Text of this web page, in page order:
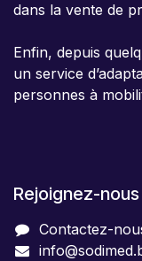
dans la vente de
Enfin, depuis
un service
personnes à
Rejoignez-nous
Contactez-